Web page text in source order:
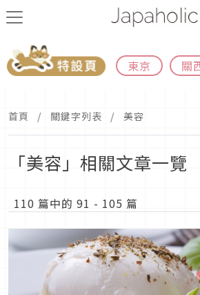
東京 關
首頁 關鍵字列表 美容
「美容」相關文章一覽
110 篇中的 91 - 105 篇